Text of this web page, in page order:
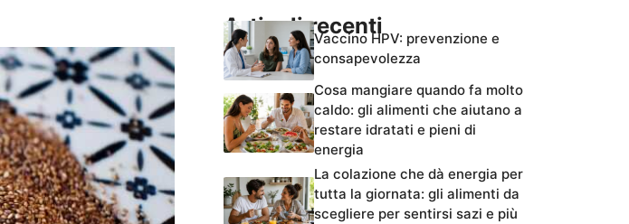
Articoli recentiVaccino HPV: prevenzione e
consapevolezza
Cosa mangiare quando fa molto
caldo: gli alimenti che aiutano a
restare idratati e pieni di
energia
La colazione che dà energia per
tutta la giornata: gli alimenti da
scegliere per sentirsi sazi e più